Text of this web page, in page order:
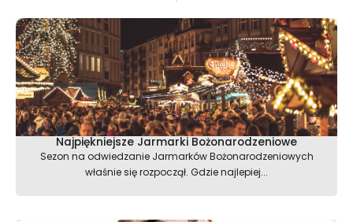
Najpiękniejsze Jarmarki Bożonarodzeniowe
Sezon na odwiedzanie Jarmarków Bożonarodzeniowych
właśnie się rozpoczął. Gdzie najlepiej...